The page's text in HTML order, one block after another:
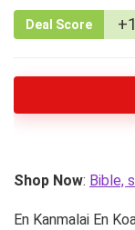
Deal Score +1
Shop Now: Bible,
En Kanmalai En